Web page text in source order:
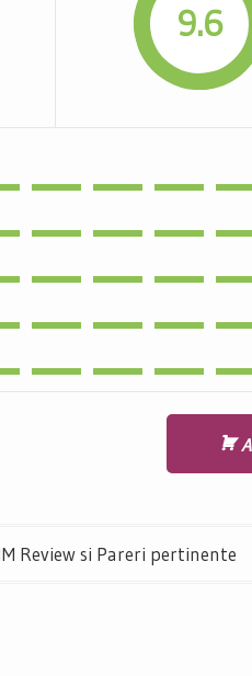
9.6
Review si Pareri pertinente